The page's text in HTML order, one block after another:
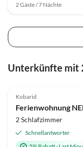
2 Gäste / 7 Nächte
Unterkünfte mit
Kobarid
2 Schlafzimmer
Schnellantworter